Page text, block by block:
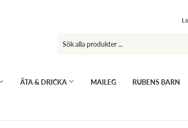
ÄTA & DRICKA MAILEG RUBENS BARN